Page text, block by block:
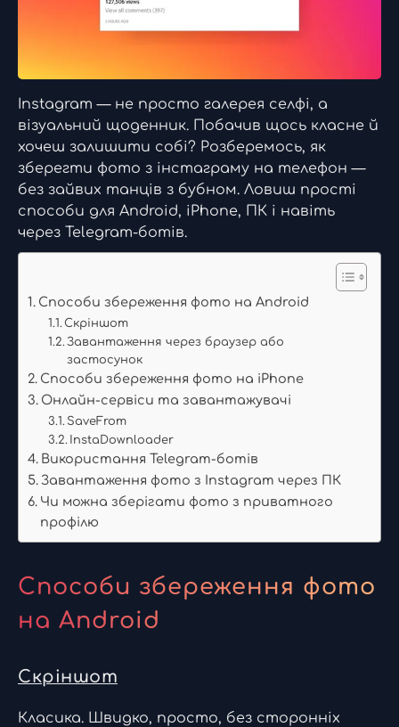
Instagram — не просто галерея селфі, а
візуальний щоденник. Побачив щось класне й
хочеш залишити собі? Розберемось, як
зберегти фото з інстаграму на телефон —
без зайвих танців з бубном. Ловиш прості
способи для Android, iPhone, ПК і навіть
через Telegram-ботів.
Способи збереження фото на Android
Скріншот
Завантаження через браузер або
застосунок
Способи збереження фото на iPhone
Онлайн-сервіси та завантажувачі
SaveFrom
InstaDownloader
Використання Telegram-ботів
Завантаження фото з Instagram через ПК
Чи можна зберігати фото з приватного
профілю
Способи збереження фото
на Android
Скріншот
Класика. Швидко, просто, без сторонніх